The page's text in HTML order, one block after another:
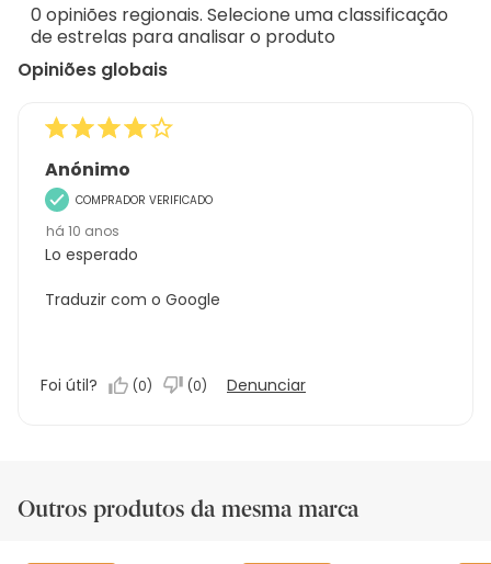
análise
0 opiniões regionais. Selecione uma classificação
de estrelas para analisar o produto
Opiniões globais
Anónimo
COMPRADOR VERIFICADO
há 10 anos
Lo esperado
Traduzir com o Google
Foi útil? (0) (0) Denunciar
Outros produtos da mesma marca